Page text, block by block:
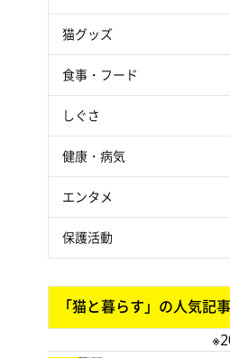
猫グッズ
食事・フード
しぐさ
健康・病気
エンタメ
保護活動
「猫と暮らす」の人気記事